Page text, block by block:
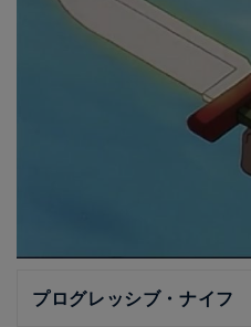
プログレッシブ・ナイフ